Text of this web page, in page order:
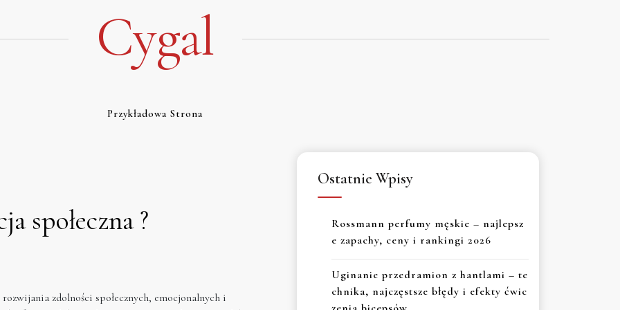
Cygal
Przykładowa Strona
społeczna ?
zdolności społecznych, emocjonalnych i
Ostatnie Wpisy
Rossmann perfumy męskie – najlepsz
e zapachy, ceny i rankingi 2026
Uginanie przedramion z hantlami – te
chnika, najczęstsze błędy i efekty ćwic